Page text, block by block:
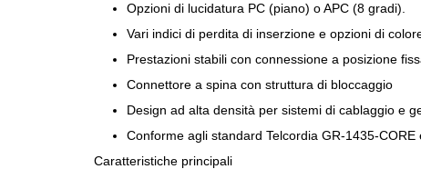
Opzioni di lucidatura PC (piano) o APC (8 gradi).
Vari indici di perdita di inserzione e opzioni di
Prestazioni stabili con connessione a posizione
Connettore a spina con struttura di bloccaggio
Design ad alta densità per sistemi di cablaggio e
Conforme agli standard Telcordia GR-1435-CORE
Caratteristiche principali